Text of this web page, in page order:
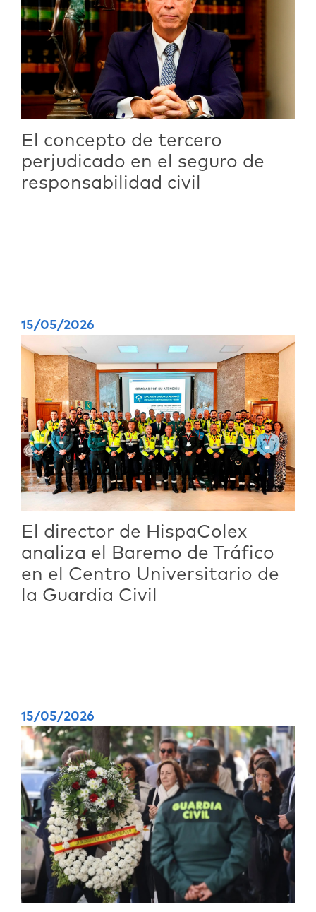
El concepto de tercero
perjudicado en el seguro de
responsabilidad civil
15/05/2026
El director de HispaColex
analiza el Baremo de Tráfico
en el Centro Universitario de
la Guardia Civil
15/05/2026